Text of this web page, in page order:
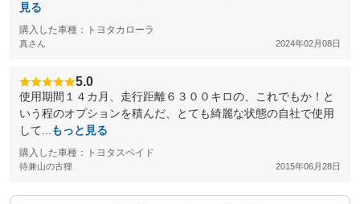
見る
購入した車種：トヨタカローラ
真さん 2024年02月08日
5.0
使用期間１４カ月、走行距離６３００キロの、これでもか！と
いう程のオプションを積んだ、とても綺麗な状態の自社で使用
して...
もっと見る
購入した車種：トヨタスペイド
待兼山の古狸 2015年06月28日